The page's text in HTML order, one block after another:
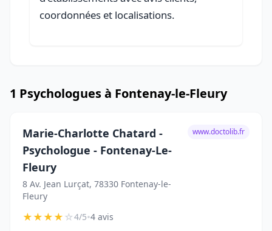
coordonnées et localisations.
1 Psychologues à Fontenay-le-Fleury
Marie-Charlotte Chatard -
Psychologue - Fontenay-Le-
Fleury
8 Av. Jean Lurçat, 78330 Fontenay-le-
Fleury
www.doctolib.fr
★★★★☆4/5•4 avis